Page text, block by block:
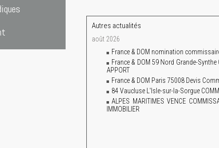
Autres actualités
août 2026
France & DOM nomination
France & DOM 59 Nord Grande-Synthe
APPORT
France & DOM Paris 75008 Devis
84 Vaucluse L'Isle-sur-la-Sorgue
ALPES MARITIMES VENCE
IMMOBILIER